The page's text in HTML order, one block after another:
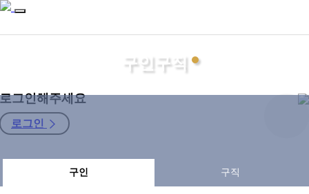
로그인해주세요
로그인
관세사
구인구직
구인 구직